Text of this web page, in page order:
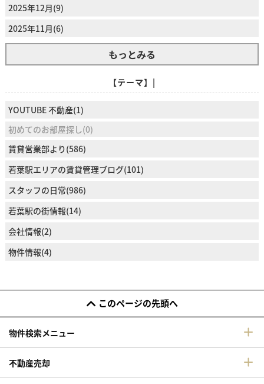
2025年12月(9)
2025年11月(6)
もっとみる
【テーマ】|
YOUTUBE 不動産(1)
初めてのお部屋探し(0)
賃貸営業部より(586)
若葉駅エリアの賃貸管理ブログ(101)
スタッフの日常(986)
若葉駅の街情報(14)
会社情報(2)
物件情報(4)
このページの先頭へ
物件検索メニュー
不動産売却